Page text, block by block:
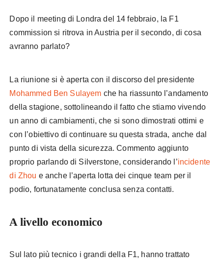
Dopo il meeting di Londra del 14 febbraio, la F1
commission si ritrova in Austria per il secondo, di cosa
avranno parlato?
La riunione si è aperta con il discorso del presidente
Mohammed Ben Sulayem che ha riassunto l’andamento
della stagione, sottolineando il fatto che stiamo vivendo
un anno di cambiamenti, che si sono dimostrati ottimi e
con l’obiettivo di continuare su questa strada, anche dal
punto di vista della sicurezza. Commento aggiunto
proprio parlando di Silverstone, considerando l’incidente
di Zhou e anche l’aperta lotta dei cinque team per il
podio, fortunatamente conclusa senza contatti.
A livello economico
Sul lato più tecnico i grandi della F1, hanno trattato